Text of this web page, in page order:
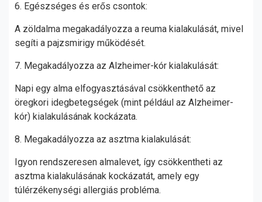
6. Egészséges és erős csontok:
A zöldalma megakadályozza a reuma kialakulását, mivel
segíti a pajzsmirigy működését.
7. Megakadályozza az Alzheimer-kór kialakulását:
Napi egy alma elfogyasztásával csökkenthető az
öregkori idegbetegségek (mint például az Alzheimer-
kór) kialakulásának kockázata.
8. Megakadályozza az asztma kialakulását:
Igyon rendszeresen almalevet, így csökkentheti az
asztma kialakulásának kockázatát, amely egy
túlérzékenységi allergiás probléma.